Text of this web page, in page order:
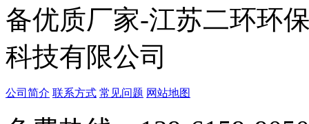
公司简介 联系方式 常见问题 网站地图